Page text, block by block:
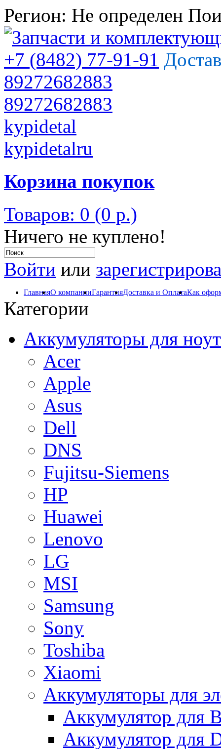
Регион: Не определен
+7 (8482) 77-91-91
89272682883
89272682883
kypidetal
kypidetalru
Корзина покупок
Товаров: 0 (0 р.)
Ничего не куплено!
Войти или
ГлавнаяО компанииГарантияДоставка и ОплатаКак
Категории
Аккумуляторы для
Acer
Apple
Asus
Dell
DNS
Fujitsu-Siemens
HP
Huawei
Lenovo
LG
MSI
Samsung
Sony
Toshiba
Xiaomi
Аккумуляторы для
Аккумулятор для
Аккумулятор для